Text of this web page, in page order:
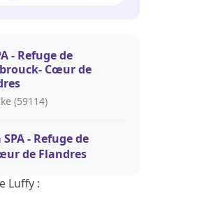
- Refuge de
Cœur de
(59114)
- Refuge de
de Flandres
Luffy :